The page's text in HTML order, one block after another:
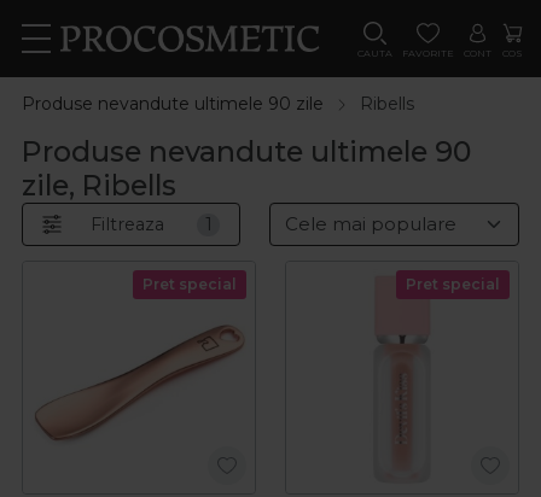
CAUTA FAVORITE CONT COS
Produse nevandute ultimele 90 zile Ribells
Produse nevandute ultimele 90
zile, Ribells
Filtreaza 1
Pret special Pret special